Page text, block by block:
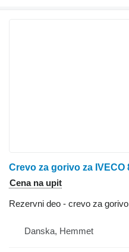
Cena na upit
Rezervni deo - crevo za gorivo
Danska, Hemmet